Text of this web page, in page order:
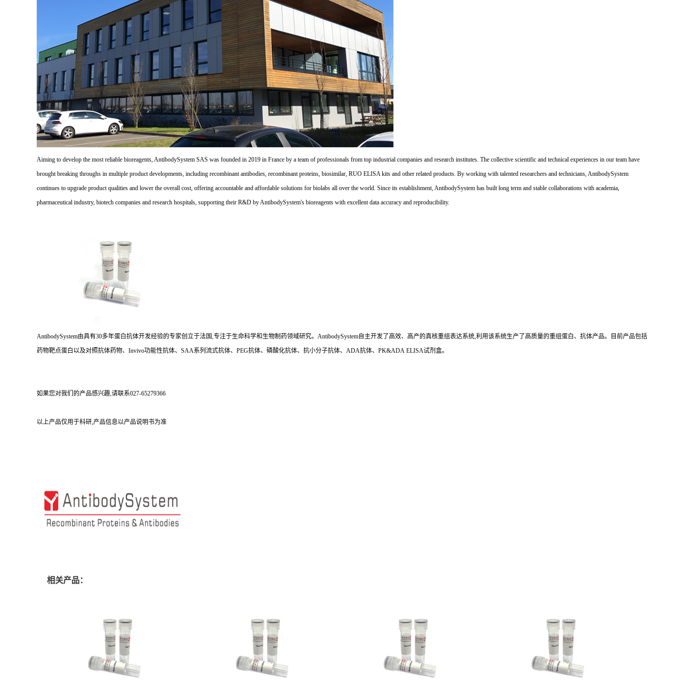
Aiming to develop the most reliable bioreagents, AntibodySystem SAS was founded in 2019 in France by a team of professionals from top industrial companies and research institutes. The collective scientific and technical experiences in our team have
brought breaking throughs in multiple product developments, including recombinant antibodies, recombinant proteins, biosimilar, RUO ELISA kits and other related products. By working with talented researchers and technicians, AntibodySystem
continues to upgrade product qualities and lower the overall cost, offering accountable and affordable solutions for biolabs all over the world. Since its establishment, AntibodySystem has built long term and stable collaborations with academia,
pharmaceutical industry, biotech companies and research hospitals, supporting their R&D by AntibodySystem's bioreagents with excellent data accuracy and reproducibility.
AntibodySystem由具有30多年蛋白抗体开发经验的专家创立于法国,专注于生命科学和生物制药领域研究。AntibodySystem自主开发了高效、高产的真核重组表达系统,利用该系统生产了高质量的重组蛋白、抗体产品。目前产品包括
药物靶点蛋白以及对照抗体药物、Invivo功能性抗体、SAA系列流式抗体、PEG抗体、磷酸化抗体、抗小分子抗体、ADA抗体、PK&ADA ELISA试剂盒。
如果您对我们的产品感兴趣,请联系027-65279366
以上产品仅用于科研,产品信息以产品说明书为准
相关产品：